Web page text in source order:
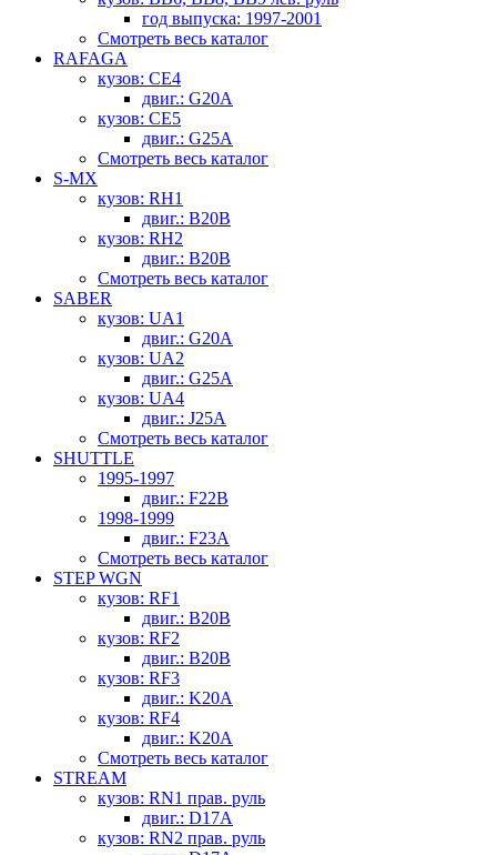
год выпуска: 1997-2001
Смотреть весь каталог
RAFAGA
кузов: CE4
двиг.: G20A
кузов: CE5
двиг.: G25A
Смотреть весь каталог
S-MX
кузов: RH1
двиг.: B20B
кузов: RH2
двиг.: B20B
Смотреть весь каталог
SABER
кузов: UA1
двиг.: G20A
кузов: UA2
двиг.: G25A
кузов: UA4
двиг.: J25A
Смотреть весь каталог
SHUTTLE
1995-1997
двиг.: F22B
1998-1999
двиг.: F23A
Смотреть весь каталог
STEP WGN
кузов: RF1
двиг.: B20B
кузов: RF2
двиг.: B20B
кузов: RF3
двиг.: K20A
кузов: RF4
двиг.: K20A
Смотреть весь каталог
STREAM
кузов: RN1 прав. руль
двиг.: D17A
кузов: RN2 прав. руль